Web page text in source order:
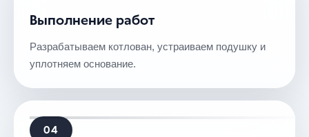
Выполнение работ
Разрабатываем котлован, устраиваем подушку и
уплотняем основание.
04